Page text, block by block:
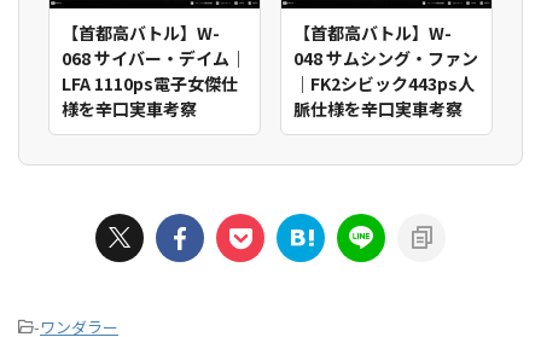
【首都高バトル】W-
068 サイバー・デイム｜
LFA 1110ps電子女傑仕
様を辛口実車考察
【首都高バトル】W-
048 サムシング・ファン
｜FK2シビック443ps人
脈仕様を辛口実車考察
-ワンダラー